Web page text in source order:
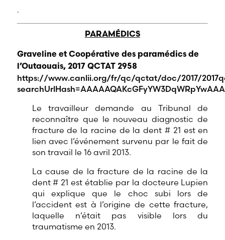
.
PARAMÉDICS
Graveline et Coopérative des paramédics de
l’Outaouais, 2017 QCTAT 2958
https://www.canlii.org/fr/qc/qctat/doc/2017/
Le travailleur demande au Tribunal de
reconnaître que le nouveau diagnostic de
fracture de la racine de la dent # 21 est en
lien avec l’événement survenu par le fait de
son travail le 16 avril 2013.
La cause de la fracture de la racine de la
dent # 21 est établie par la docteure Lupien
qui explique que le choc subi lors de
l’accident est à l’origine de cette fracture,
laquelle n’était pas visible lors du
traumatisme en 2013.